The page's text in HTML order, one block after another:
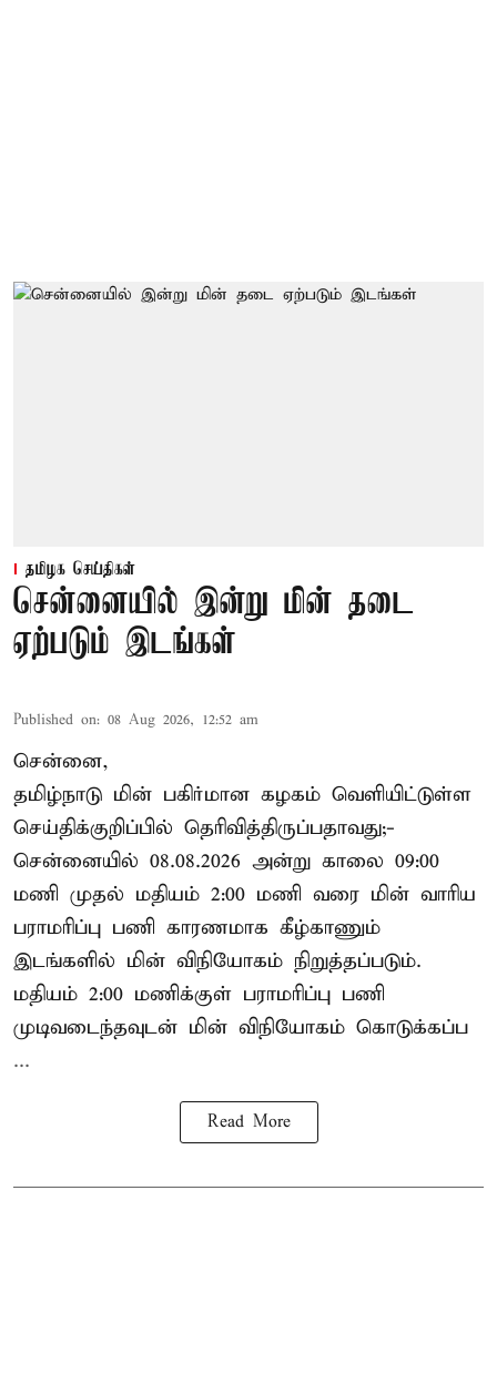
தமிழக செய்திகள்
சென்னையில் இன்று மின் தடை
ஏற்படும் இடங்கள்
Published on: 08 Aug 2026, 12:52 am
சென்னை,
தமிழ்நாடு மின் பகிர்மான கழகம் வெளியிட்டுள்ள
செய்திக்குறிப்பில் தெரிவித்திருப்பதாவது;-
சென்னையில் 08.08.2026 அன்று காலை 09:00
மணி முதல் மதியம் 2:00 மணி வரை மின் வாரிய
பராமரிப்பு பணி காரணமாக கீழ்காணும்
இடங்களில் மின் விநியோகம் நிறுத்தப்படும்.
மதியம் 2:00 மணிக்குள் பராமரிப்பு பணி
முடிவடைந்தவுடன் மின் விநியோகம் கொடுக்கப்ப
...
Read More